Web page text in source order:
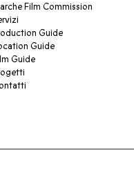
Film Commission
Guide
Guide
Guide